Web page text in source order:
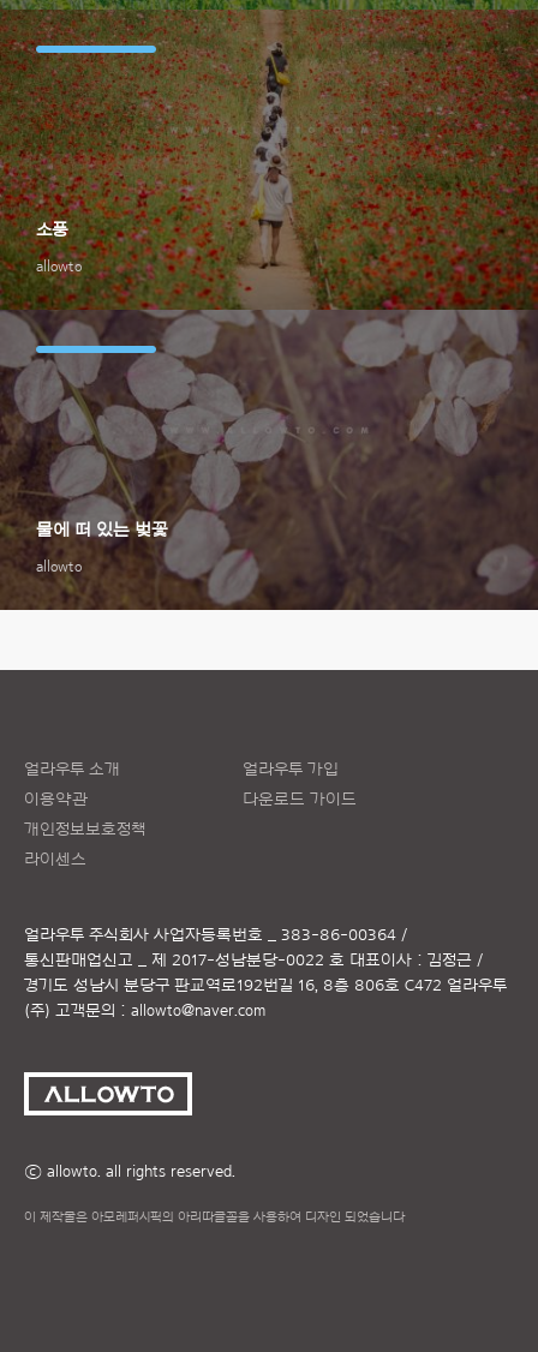
allowto
소풍
allowto
물에 떠 있는 벚꽃
얼라우투 소개
이용약관
개인정보보호정책
라이센스
얼라우투 가입
다운로드 가이드
얼라우투 주식회사 사업자등록번호 _ 383-86-00364 /
통신판매업신고 _ 제 2017-성남분당-0022 호 대표이사 : 김정근 /
경기도 성남시 분당구 판교역로192번길 16, 8층 806호 C472 얼라우투
(주) 고객문의 : allowto@naver.com
ⓒ allowto. all rights reserved.
이 제작물은 아모레퍼시픽의 아리따글꼴을 사용하여 디자인 되었습니다